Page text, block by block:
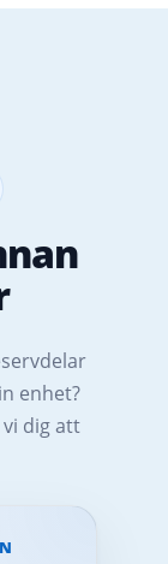
enhet?
dig att